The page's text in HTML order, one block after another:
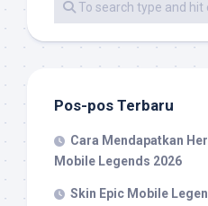
Pos-pos Terbaru
Cara Mendapatkan
Mobile Legends 2026
Skin Epic Mobile